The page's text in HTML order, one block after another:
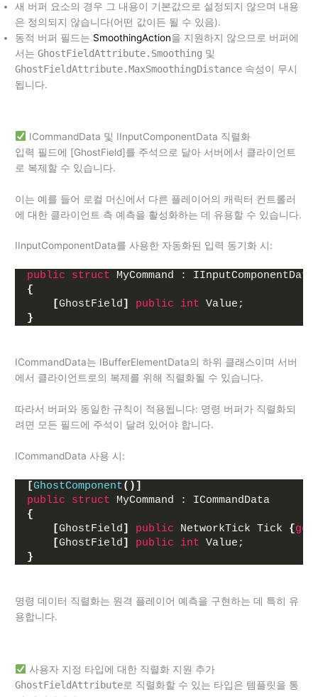
새 버퍼 요소의 경우 그 내용이 기본값으로 설정되지 않으며 내용
은 정의되지 않습니다(어떤 값이든 될 수 있음).
동적 버퍼 필드는 SmoothingAction을 지원하지 않으므로 버퍼에
서는GhostFieldAttribute.Smoothing 및
GhostFieldAttribute.MaxSmoothingDistance 속성이 무시
됩니다.
ICommandData 및 IInputComponentData 직렬화
입력 필드에 [GhostField]를 주석으로 달아 서버에서 클라이언트
로 복제할 수 있습니다.
이는 예를 들어 로컬 머신에서 다른 플레이어의 캐릭터 컨트롤러
에 대한 클라이언트 측 예측을 활성화하는 데 유용할 수 있습니다.
IInputComponentData를 사용한 자동화된 입력 동기화 시:
public struct MyCommand : IInputComponentData
{
[GhostField] public int Value;
}
ICommandData는 IBufferElementData의 하위 클래스이며 서버
에서 클라이언트로의 복제를 위해 직렬화될 수 있습니다.
따라서 버퍼와 동일한 규칙이 적용됩니다: 명령 버퍼가 직렬화되
려면 모든 필드에 주석이 달려 있어야 합니다.
ICommandData 사용 시:
[GhostComponent()]
public
struct MyCommand : ICommandData
{
[GhostField] public NetworkTick Tick {get
[GhostField] public int Value;
}
명령 데이터 직렬화는 원격 플레이어 예측을 구현하는 데 특히 유
용합니다.
사용자 지정 타입에 대한 직렬화 지원 추가
GhostFieldAttribute로 직렬화할 수 있는 타입은 템플릿을 통